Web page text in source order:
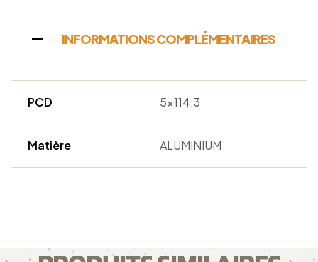
INFORMATIONS COMPLÉMENTAIRES
PCD 5×114.3
Matière ALUMINIUM